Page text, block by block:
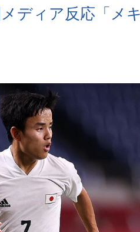
ディア反応「メ